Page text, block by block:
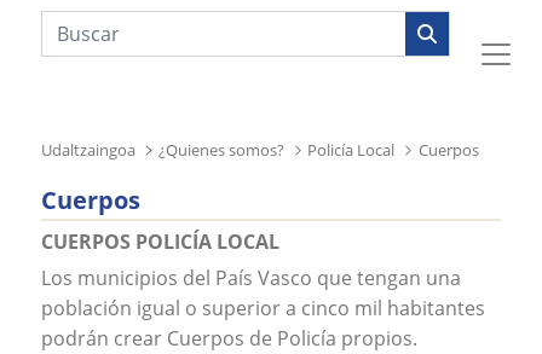
Búsqueda web
Udaltzaingoa ¿Quienes somos? Policía Local Cuerpos
Cuerpos
CUERPOS POLICÍA LOCAL
Los municipios del País Vasco que tengan una
población igual o superior a cinco mil habitantes
podrán crear Cuerpos de Policía propios.